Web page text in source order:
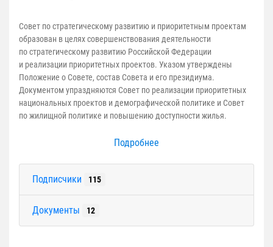
Совет по стратегическому развитию и приоритетным проектам
образован в целях совершенствования деятельности
по стратегическому развитию Российской Федерации
и реализации приоритетных проектов. Указом утверждены
Положение о Совете, состав Совета и его президиума.
Документом упраздняются Совет по реализации приоритетных
национальных проектов и демографической политике и Совет
по жилищной политике и повышению доступности жилья.
Подробнее
Подписчики 115
Документы 12